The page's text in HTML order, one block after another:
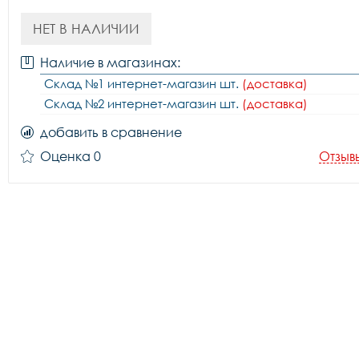
НЕТ В НАЛИЧИИ
Наличие в магазинах:
Склад №1 интернет-магазин шт. (доставка)
Склад №2 интернет-магазин шт. (доставка)
добавить в сравнение
Оценка 0